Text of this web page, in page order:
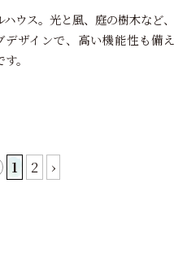
ウス。光と風、庭の樹木など、
ザインで、高い機能性も備え
。
1 2 ›